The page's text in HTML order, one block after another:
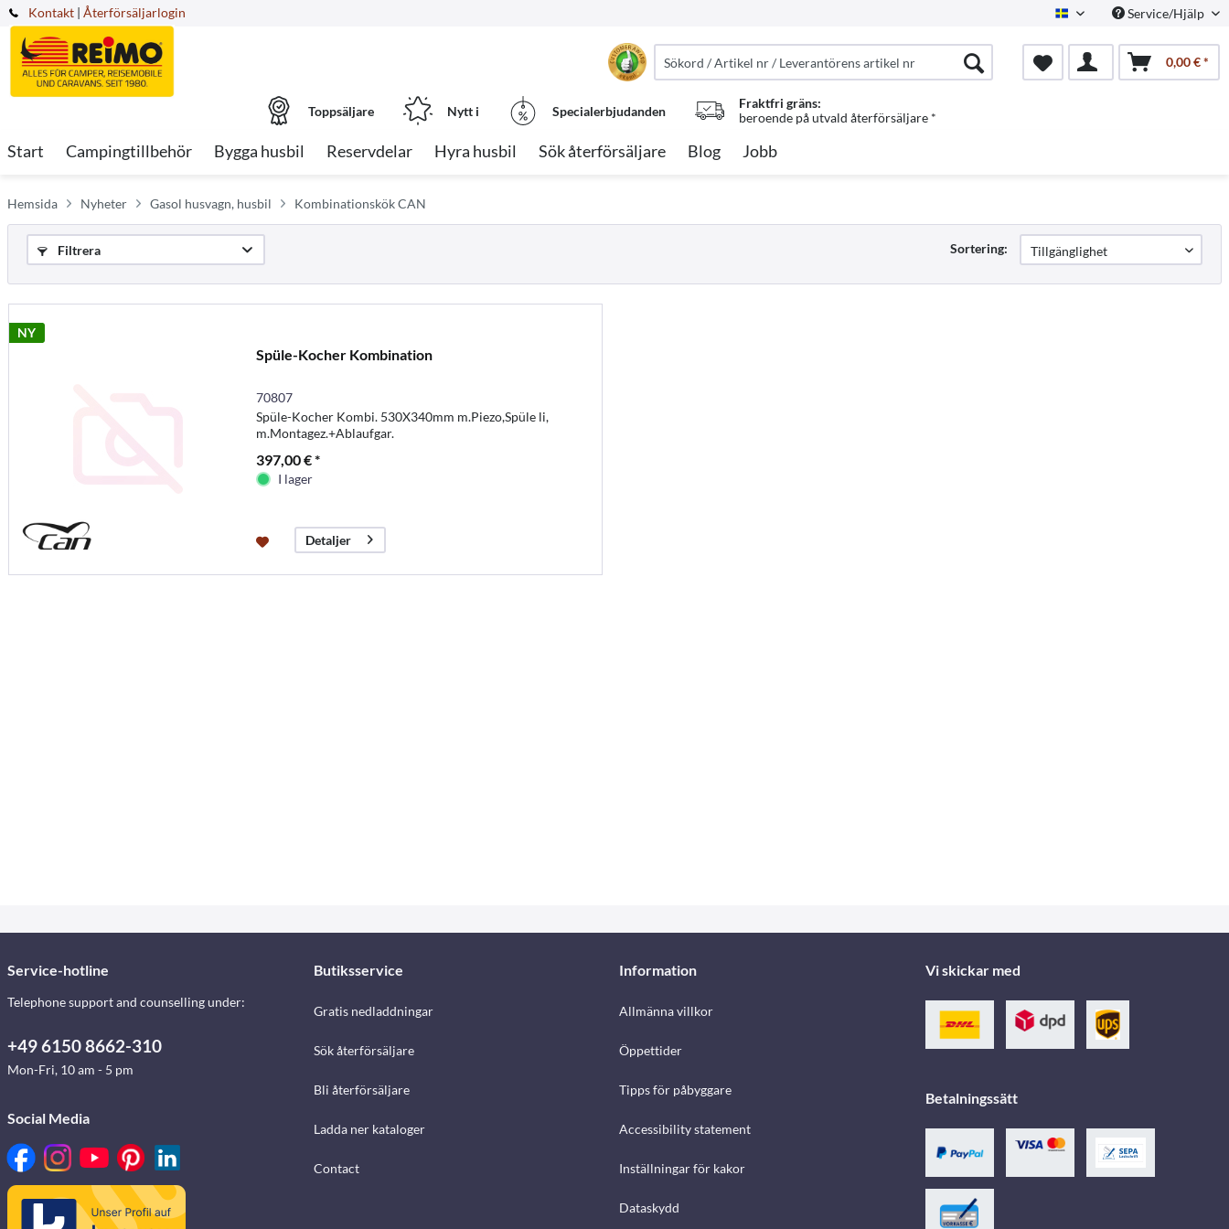
Kontakt Swedish Service/Hjälp
| Återförsäljarlogin
0,00 € *
Toppsäljare Nytt i Specialerbjudanden
Fraktfri gräns:
beroende på utvald återförsäljare *
Start Campingtillbehör Bygga husbil Reservdelar Hyra husbil Sök återförsäljare Blog Jobb
Hemsida Nyheter Gasol husvagn, husbil Kombinationskök CAN
Filtrera Sortering:
NY
Spüle-Kocher Kombination
70807
Spüle-Kocher Kombi. 530X340mm m.Piezo,Spüle li,
m.Montagez.+Ablaufgar.
397,00 € *
I lager
Detaljer
Service-hotline
Telephone support and counselling under:
+49 6150 8662-310
Mon-Fri, 10 am - 5 pm
Social Media
Butiksservice
Gratis nedladdningar
Sök återförsäljare
Bli återförsäljare
Ladda ner kataloger
Contact
Information
Allmänna villkor
Öppettider
Tipps för påbyggare
Accessibility statement
Inställningar för kakor
Dataskydd
Vi skickar med
Betalningssätt